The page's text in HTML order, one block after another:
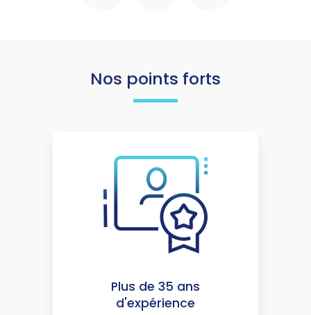
Nos points forts
Plus de 35 ans
d'expérience